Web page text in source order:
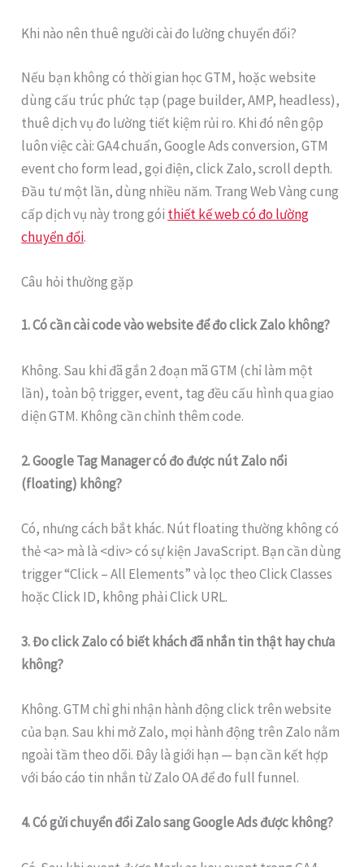
Khi nào nên thuê người cài đo lường chuyển đổi?
Nếu bạn không có thời gian học GTM, hoặc website
dùng cấu trúc phức tạp (page builder, AMP, headless),
thuê dịch vụ đo lường tiết kiệm rủi ro. Khi đó nên gộp
luôn việc cài: GA4 chuẩn, Google Ads conversion, GTM
event cho form lead, gọi điện, click Zalo, scroll depth.
Đầu tư một lần, dùng nhiều năm. Trang Web Vàng cung
cấp dịch vụ này trong gói thiết kế web có đo lường
chuyển đổi.
Câu hỏi thường gặp
1. Có cần cài code vào website để đo click Zalo không?
Không. Sau khi đã gắn 2 đoạn mã GTM (chỉ làm một
lần), toàn bộ trigger, event, tag đều cấu hình qua giao
diện GTM. Không cần chỉnh thêm code.
2. Google Tag Manager có đo được nút Zalo nổi
(floating) không?
Có, nhưng cách bắt khác. Nút floating thường không có
thẻ <a> mà là <div> có sự kiện JavaScript. Bạn cần dùng
trigger “Click – All Elements” và lọc theo Click Classes
hoặc Click ID, không phải Click URL.
3. Đo click Zalo có biết khách đã nhắn tin thật hay chưa
không?
Không. GTM chỉ ghi nhận hành động click trên website
của bạn. Sau khi mở Zalo, mọi hành động trên Zalo nằm
ngoài tầm theo dõi. Đây là giới hạn — bạn cần kết hợp
với báo cáo tin nhắn từ Zalo OA để đo full funnel.
4. Có gửi chuyển đổi Zalo sang Google Ads được không?